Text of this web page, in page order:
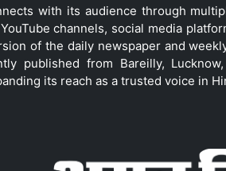
with its audience through
channels, social media
of the daily newspaper and
published from Bareilly,
its reach as a trusted voice in